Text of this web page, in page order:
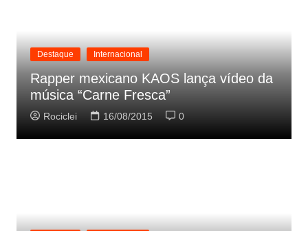
Destaque Internacional
Rapper mexicano KAOS lança vídeo da
música “Carne Fresca”
Rociclei 16/08/2015 0